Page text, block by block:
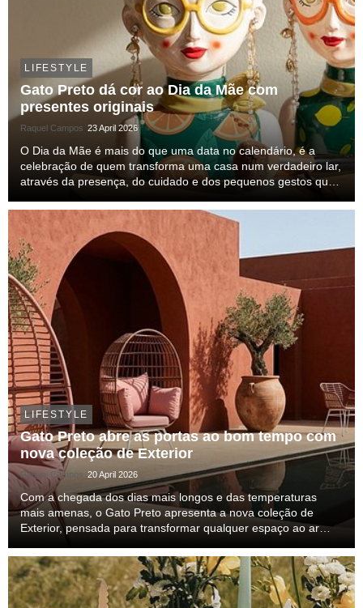
LIFESTYLE
Gato Preto dá cor ao Dia da Mãe com
presentes originais
Raquel Campos 23 April 2026
O Dia da Mãe é mais do que uma data no calendário, é a
celebração de quem transforma uma casa num verdadeiro lar,
através da presença, do cuidado e dos pequenos gestos que
uma seleção onde a cor é protagonista, i...
LIFESTYLE
Gato Preto abre as portas ao bom tempo com
nova coleção de Exterior
Raquel Campos 20 April 2026
Com a chegada dos dias mais longos e das temperaturas
mais amenas, o Gato Preto apresenta a nova coleção de
Exterior, pensada para transformar qualquer espaço ao ar